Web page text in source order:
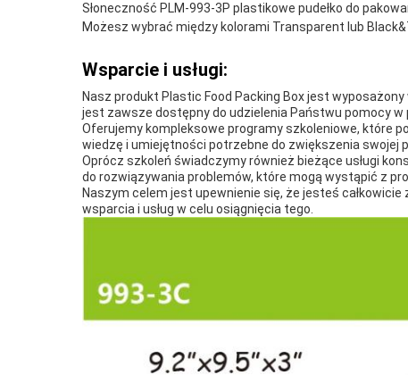
Słoneczność PLM-993-3P plastikowe pudełko do
Możesz wybrać między kolorami Transparent lub
Wsparcie i usługi:
Nasz produkt Plastic Food Packing Box jest
jest zawsze dostępny do udzielenia Państwu pomocy
Oferujemy kompleksowe programy szkoleniowe, które
wiedzę i umiejętności potrzebne do zwiększenia swojej
Oprócz szkoleń świadczymy również bieżące usługi
do rozwiązywania problemów, które mogą wystąpić z
Naszym celem jest upewnienie się, że jesteś
wsparcia i usług w celu osiągnięcia tego.